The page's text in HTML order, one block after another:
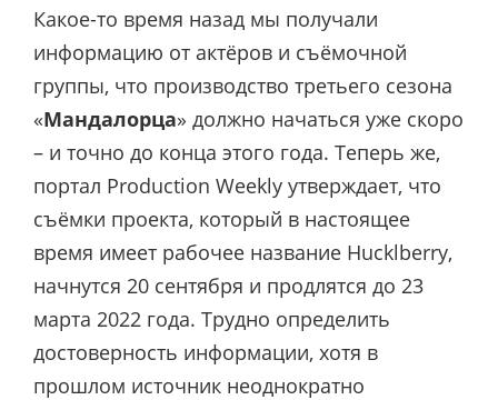
Какое-то время назад мы получали
информацию от актёров и съёмочной
группы, что производство третьего сезона
«Мандалорца» должно начаться уже скоро
– и точно до конца этого года. Теперь же,
портал Production Weekly утверждает, что
съёмки проекта, который в настоящее
время имеет рабочее название Hucklberry,
начнутся 20 сентября и продлятся до 23
марта 2022 года. Трудно определить
достоверность информации, хотя в
прошлом источник неоднократно